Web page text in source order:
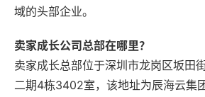
域的头部企业。
卖家成长公司总部在哪里？
卖家成长总部位于深圳市龙岗区坂田
二期4栋3402室，该地址为辰海云集